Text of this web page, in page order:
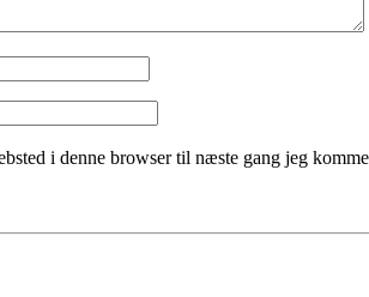
i denne browser til næste gang jeg